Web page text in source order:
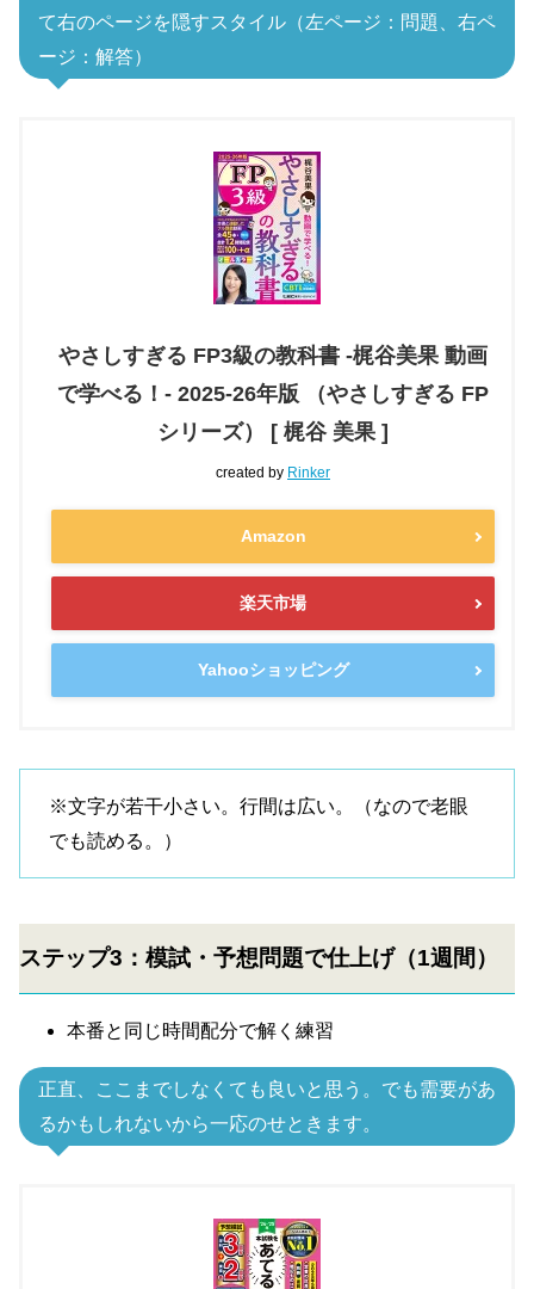
て右のページを隠すスタイル（左ページ：問題、右ペ
ージ：解答）
やさしすぎる FP3級の教科書 -梶谷美果 動画
で学べる！- 2025-26年版 （やさしすぎる FP
シリーズ） [ 梶谷 美果 ]
created by Rinker
Amazon
楽天市場
Yahooショッピング
※文字が若干小さい。行間は広い。（なので老眼
でも読める。）
ステップ3：模試・予想問題で仕上げ（1週間）
本番と同じ時間配分で解く練習
正直、ここまでしなくても良いと思う。でも需要があ
るかもしれないから一応のせときます。